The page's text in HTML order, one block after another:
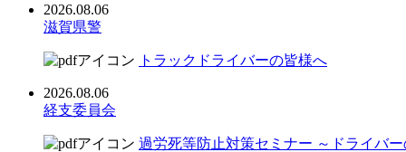
2026.08.06
滋賀県警
トラックドライバーの皆様へ
2026.08.06
経支委員会
過労死等防止対策セミナー ～ドライバ